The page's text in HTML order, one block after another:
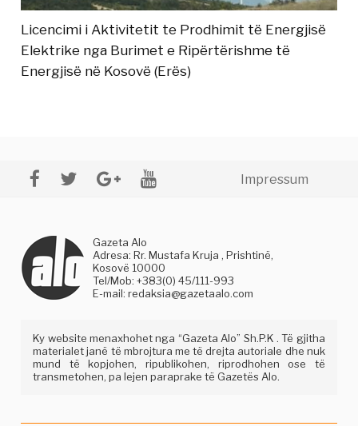
Licencimi i Aktivitetit te Prodhimit të Energjisë
Elektrike nga Burimet e Ripërtërishme të
Energjisë në Kosovë (Erës)
Impressum
Gazeta Alo
Adresa: Rr. Mustafa Kruja , Prishtinë,
Kosovë 10000
Tel/Mob: +383(0) 45/111-993
E-mail:redaksia@gazetaalo.com
Ky website menaxhohet nga “Gazeta Alo” Sh.P.K . Të gjitha
materialet janë të mbrojtura me të drejta autoriale dhe nuk
mund të kopjohen, ripublikohen, riprodhohen ose të
transmetohen, pa lejen paraprake të Gazetës Alo.